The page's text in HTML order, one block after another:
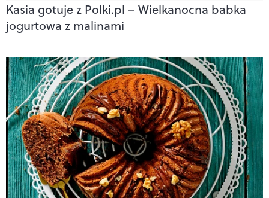
Kasia gotuje z Polki.pl – Wielkanocna babka
jogurtowa z malinami